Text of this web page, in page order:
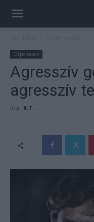
Ötpercesek
Agresszív
agresszív
Írta: K.T. -